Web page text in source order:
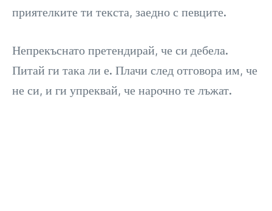
приятелките ти текста, заедно с певците.
Непрекъснато претендирай, че си дебела.
Питай ги така ли е. Плачи след отговора им, че
не си, и ги упреквай, че нарочно те лъжат.